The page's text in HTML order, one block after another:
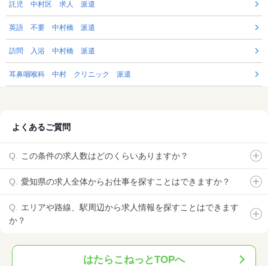
託児 中村区 求人 派遣
英語 不要 中村橋 派遣
訪問 入浴 中村橋 派遣
耳鼻咽喉科 中村 クリニック 派遣
よくあるご質問
この条件の求人数はどのくらいありますか？
愛知県の求人全体からお仕事を探すことはできますか？
エリアや路線、駅周辺から求人情報を探すことはできます
か？
はたらこねっとTOPへ